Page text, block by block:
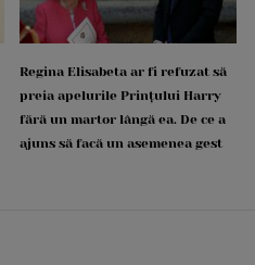
Regina Elisabeta ar fi refuzat să
preia apelurile Prințului Harry
fără un martor lângă ea. De ce a
ajuns să facă un asemenea gest